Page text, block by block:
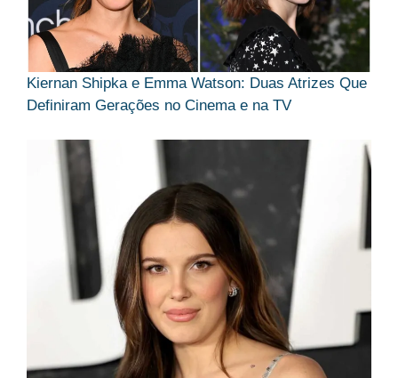
Kiernan Shipka e Emma Watson: Duas Atrizes Que
Definiram Gerações no Cinema e na TV